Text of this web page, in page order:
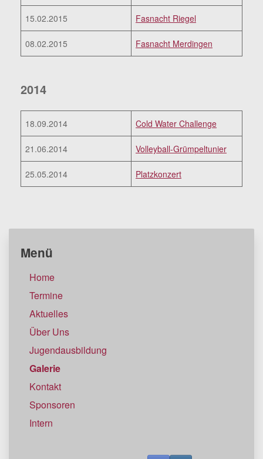
15.02.2015 Fasnacht Riegel
08.02.2015 Fasnacht Merdingen
2014
18.09.2014 Cold Water Challenge
21.06.2014 Volleyball-Grümpeltunier
25.05.2014 Platzkonzert
Menü
Home
Termine
Aktuelles
Über Uns
Jugendausbildung
Galerie
Kontakt
Sponsoren
Intern